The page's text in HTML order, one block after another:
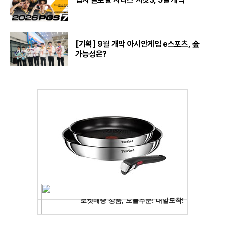
[기획] 9월 개막 아시안게임 e스포츠, 金
가능성은?